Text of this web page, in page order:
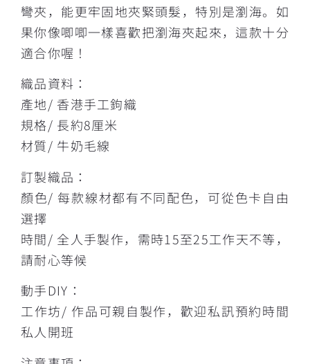
彎夾，能更牢固地夾緊頭髮，特別是瀏海。如
果你像唧唧一樣喜歡把瀏海夾起來，這款十分
適合你喔！
織品資料：
產地/ 香港手工鉤織
規格/ 長約8厘米
材質/ 牛奶毛線
訂製織品：
顏色/ 每款線材都有不同配色，可從色卡自由
選擇
時間/ 全人手製作，需時15至25工作天不等，
請耐心等候
動手DIY：
工作坊/ 作品可親自製作，歡迎私訊預約時間
私人開班